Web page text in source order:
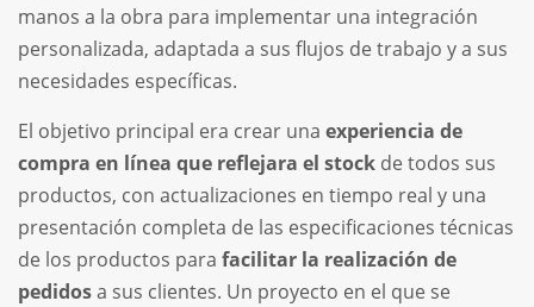
manos a la obra para implementar una integración
personalizada, adaptada a sus flujos de trabajo y a sus
necesidades específicas.
El objetivo principal era crear una experiencia de
compra en línea que reflejara el stock de todos sus
productos, con actualizaciones en tiempo real y una
presentación completa de las especificaciones técnicas
de los productos para facilitar la realización de
pedidosa sus clientes. Un proyecto en el que se